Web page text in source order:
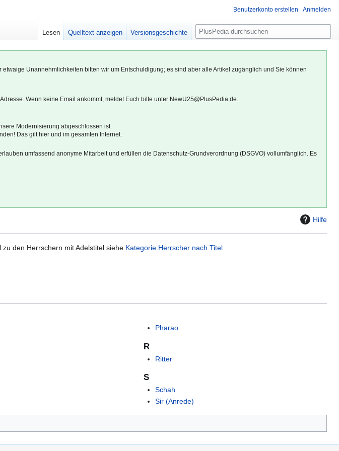
etwaige Unannehmlichkeiten bitten wir um Entschuldigung; es sind aber alle Artikel zugänglich und Sie können
Wenn keine Email ankommt, meldet Euch bitte unter NewU25@PlusPedia.de.
Modernisierung abgeschlossen ist.
Das gilt hier und im gesamten Internet.
umfassend anonyme Mitarbeit und erfüllen die Datenschutz-Grundverordnung (DSGVO) vollumfänglich. Es
Hilfe
zu den Herrschern mit Adelstitel siehe Kategorie:Herrscher nach Titel
Pharao
R
Ritter
S
Schah
Sir (Anrede)
Benutzerkonto erstellen Anmelden
Lesen Quelltext anzeigen Versionsgeschichte
S
u
c
e